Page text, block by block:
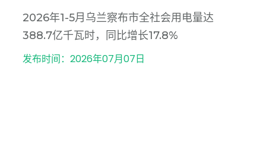
2026年1-5月乌兰察布市全社会用电量达
388.7亿千瓦时，同比增长17.8%
发布时间：2026年07月07日